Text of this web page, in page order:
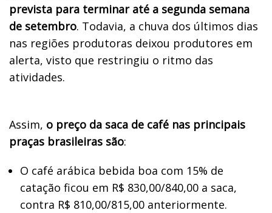
prevista para terminar até a segunda semana
de setembro. Todavia, a chuva dos últimos dias
nas regiões produtoras deixou produtores em
alerta, visto que restringiu o ritmo das
atividades.
Assim, o preço da saca de café nas principais
praças brasileiras são:
O café arábica bebida boa com 15% de
catação ficou em R$ 830,00/840,00 a saca,
contra R$ 810,00/815,00 anteriormente.